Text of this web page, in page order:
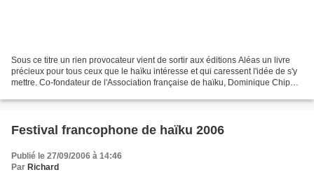
Sous ce titre un rien provocateur vient de sortir aux éditions Aléas un livre
précieux pour tous ceux que le haïku intéresse et qui caressent l'idée de s'y
mettre. Co-fondateur de l'Association française de haïku, Dominique Chipot,
Festival francophone de haïku 2006
Publié le 27/09/2006 à 14:46
Par Richard